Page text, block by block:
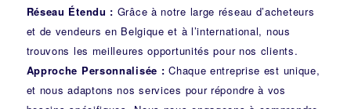
Réseau Étendu : Grâce à notre large réseau d’acheteurs
et de vendeurs en Belgique et à l’international, nous
trouvons les meilleures opportunités pour nos clients.
Approche Personnalisée : Chaque entreprise est unique,
et nous adaptons nos services pour répondre à vos